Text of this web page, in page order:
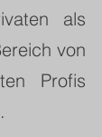
als
von
Profis